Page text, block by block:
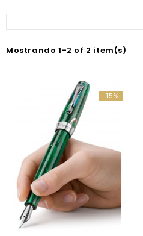
Mostrando 1-2 of 2 item(s)
-15%